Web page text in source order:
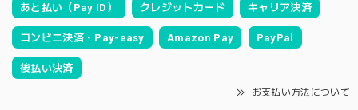
あと払い（Pay ID） クレジットカード キャリア決済
コンビニ決済・Pay-easy Amazon Pay PayPal
後払い決済
お支払い方法について